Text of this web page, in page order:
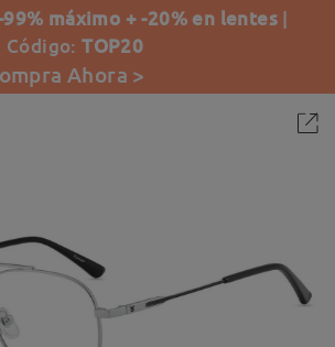
99% máximo + -20% en lentes |
Código:TOP20
Ahora >